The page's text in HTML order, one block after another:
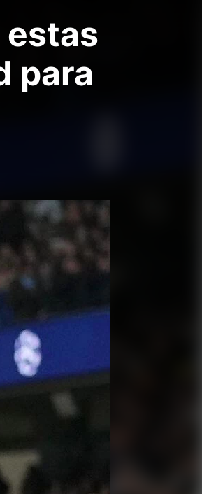
estas
para